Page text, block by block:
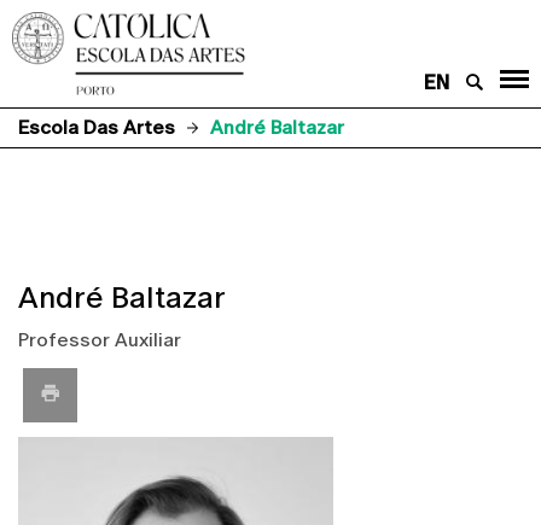
EN
Escola Das Artes
André Baltazar
André Baltazar
Professor Auxiliar